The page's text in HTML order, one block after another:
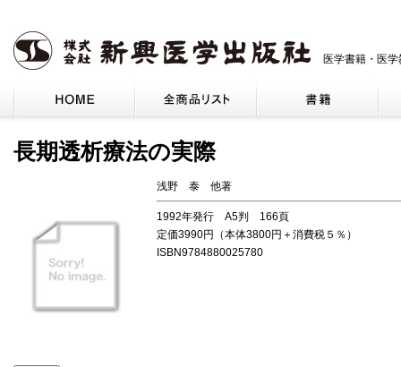
医学書籍・医
長期透析療法の実際
浅野 泰 他著
1992年発行 A5判 166頁
定価3990円（本体3800円＋消費税５％）
ISBN9784880025780